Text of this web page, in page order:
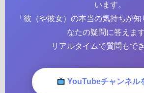
います。
「彼（や彼女）の本当の気持ちが
なたの疑問に答えます
リアルタイムで質問もで
YouTubeチャンネル